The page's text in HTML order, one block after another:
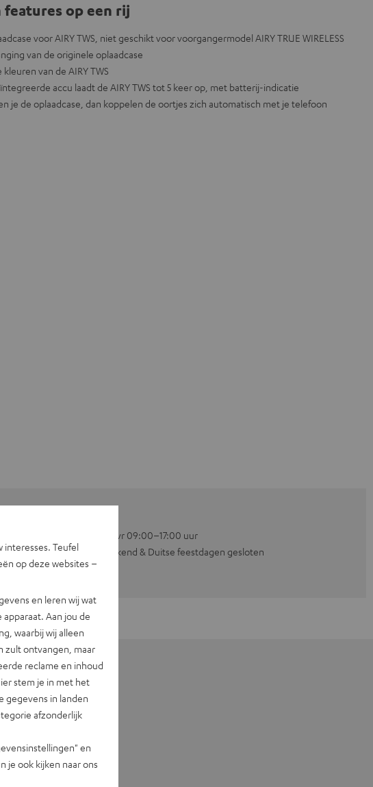
features op een rij
voor AIRY TWS, niet geschikt voor voorgangermodel AIRY TRUE WIRELESS
van de originele oplaadcase
van de AIRY TWS
accu laadt de AIRY TWS tot 5 keer op, met batterij-indicatie
je de oplaadcase, dan koppelen de oortjes zich automatisch met je telefoon
Ma–vr 09:00–17:00 uur
Weekend & Duitse feestdagen gesloten
interesses. Teufel
op deze websites –
en leren wij wat
Aan jou de
waarbij wij alleen
zult ontvangen, maar
reclame en inhoud
stem je in met het
gegevens in landen
afzonderlijk
en
je ook kijken naar ons